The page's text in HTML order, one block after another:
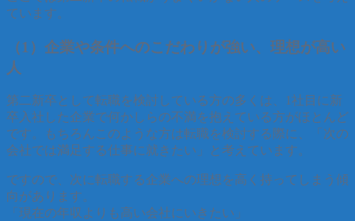
ています。
（1）企業や条件へのこだわりが強い、理想が高い
人
第二新卒として転職を検討している方の多くは、1社目に新
卒入社した企業で何かしらの不満を抱えている方がほとんど
です。もちろんこのような方は転職を検討する際に、「次の
会社では満足する仕事に就きたい」と考えています。
ですので、次に転職する企業への理想を高く持ってしまう傾
向があります。
「現在の年収よりも高い会社にいきたい」